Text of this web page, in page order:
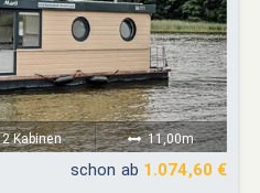
2 Kabinen 11,00m
schon ab 1.074,60 €